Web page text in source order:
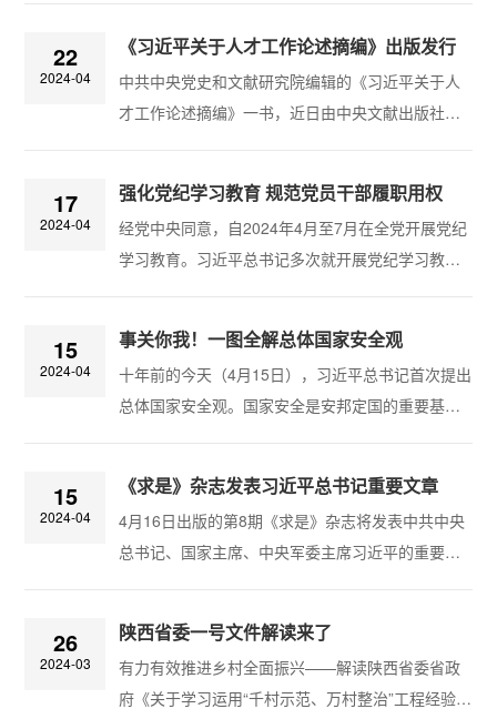
湖南省通报：张家界市慈利县开展督查检查考核...
伍”，这是新时代人才工作的方向指引。“畅通教育、
科技、人才的良性循环，完善人才培养、引进、使
用、合理流动的工作机制”，这是以新质生产力推动
才竞争”，习近平总书记把人才工...
22
2024-04
《习近平关于人才工作论述摘编》出版发行
中共中央党史和文献研究院编辑的《习近平关于人
才工作论述摘编》一书，近日由中央文献出版社出
展大计。我们党始终重视培养人才、团结人才、引
领人才、成就人才，团结和支持各方面人才为党和
人民事业建功立业。党的十八大以来，以习近平同
第一资源、创新是第一动力，全面加强党对人才
17
2024-04
强化党纪学习教育 规范党员干部履职用权
经党中央同意，自2024年4月至7月在全党开展党纪
学习教育。习近平总书记多次就开展党纪学习教育
纪，督促领导干部树立正确权力观，公正用权、依
法用权、为民用权、廉洁用权”。 党员干部的权
力观是否正确，影响着政绩观、事业观，影响着党
纪、知纪、明纪、守纪，弄明白能干什么、不能...
15
2024-04
事关你我！一图全解总体国家安全观
十年前的今天（4月15日），习近平总书记首次提出
总体国家安全观。国家安全是安邦定国的重要基
15
2024-04
《求是》杂志发表习近平总书记重要文章
4月16日出版的第8期《求是》杂志将发表中共中央
总书记、国家主席、中央军委主席习近平的重要文
间有关重要论述的节录。文章强调中华文明源远流
长，从未中断，塑造了我们伟大的民族。文物和文
化遗产承载着中华民族的基因和血脉，是不可再
26
2024-03
陕西省委一号文件解读来了
有力有效推进乡村全面振兴——解读陕西省委省政
府《关于学习运用“千村示范、万村整治”工程经验有